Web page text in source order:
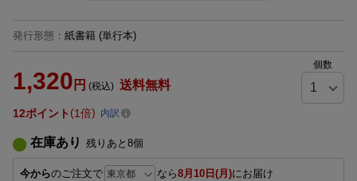
発行形態 ： 紙書籍 (単行本)
1,320 円 (税込) 送料無料
個数
12ポイント 1倍 内訳
在庫あり 残りあと 8個
今からのご注文で なら8月10日(月)にお届け